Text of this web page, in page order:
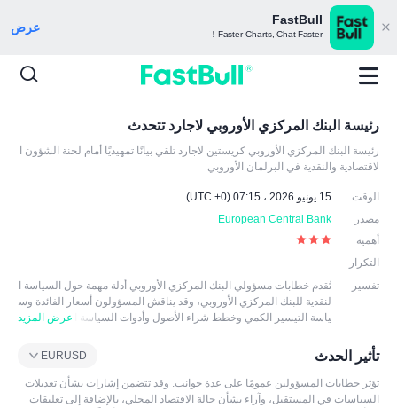
FastBull
Faster Charts, Chat Faster！ عرض
رئيسة البنك المركزي الأوروبي لاجارد تتحدث
رئيسة البنك المركزي الأوروبي كريستين لاجارد تلقي بيانًا تمهيديًا أمام لجنة الشؤون ا
لاقتصادية والنقدية في البرلمان الأوروبي
الوقت
15 يونيو 2026 ، 07:15 (UTC +0)
مصدر
European Central Bank
أهمية
التكرار
--
تفسير
عرض المزيد
تُقدم خطابات مسؤولي البنك المركزي الأوروبي أدلة مهمة حول السياسة ا
لنقدية للبنك المركزي الأوروبي، وقد يناقش المسؤولون أسعار الفائدة وس
ياسة التيسير الكمي وخطط شراء الأصول وأدوات السياسة ا
صاد منطقة اليورو، بما في ذلك التضخم والتوظيف والنمو والعوامل الاقتص
ادية الأخرى. وقد تؤدي هذه الخطابات إلى تقلبات في الأسواق المالية، خاص
ة عندما يتم تفسير القرائن المتعلقة بالسياسة النقدية على أنها تغييرات مح
تملة في السياسة. وعادة ما يقوم المشاركون في السوق بتعديل توقعات
تأثير الحدث EURUSD
تؤثر خطابات المسؤولين عمومًا على عدة جوانب. وقد تتضمن إشارات بشأن تعديلات
السياسات في المستقبل، وآراء بشأن حالة الاقتصاد المحلي، بالإضافة إلى تعليقات